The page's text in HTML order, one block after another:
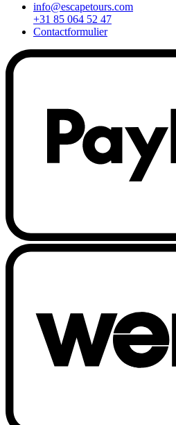
info@escapetours.com
+31 85 064 52 47
Contactformulier